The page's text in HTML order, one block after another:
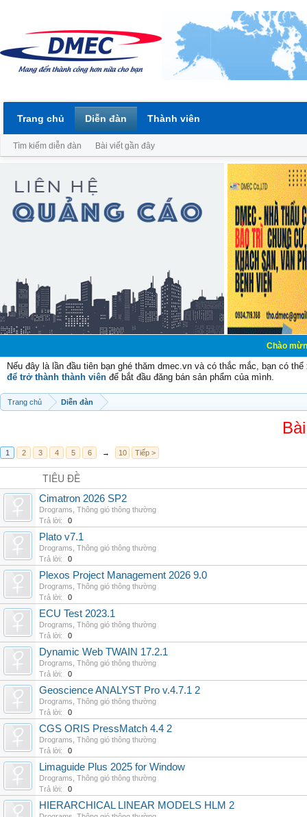
Chào mừng các
Nếu đây là lần đầu tiên bạn ghé thăm dmec.vn và có thắc mắc, bạn có
để trở thành thành viên để bắt đầu đăng bán sản phẩm của mình.
Trang chủ Diễn đàn
1 2 3 4 5 6 → 10 Tiếp >
TIÊU ĐỀ
Cimatron 2026 SP2
Drograms Thông gió thông thường
Trả lời:
0
Plato v7.1
Drograms Thông gió thông thường
Trả lời:
0
Plexos Project Management 2026 9.0
Drograms Thông gió thông thường
Trả lời:
0
ECU Test 2023.1
Drograms Thông gió thông thường
Trả lời:
0
Dynamic Web TWAIN 17.2.1
Drograms Thông gió thông thường
Trả lời:
0
Geoscience ANALYST Pro v.4.7.1 2
Drograms Thông gió thông thường
Trả lời:
0
CGS ORIS PressMatch 4.4 2
Drograms Thông gió thông thường
Trả lời:
0
Limaguide Plus 2025 for Window
Drograms Thông gió thông thường
Trả lời:
0
HIERARCHICAL LINEAR MODELS HLM 2
Trang chủ Diễn đàn
Tìm kiếm diễn đàn Bài viết gần đây
Thành viên